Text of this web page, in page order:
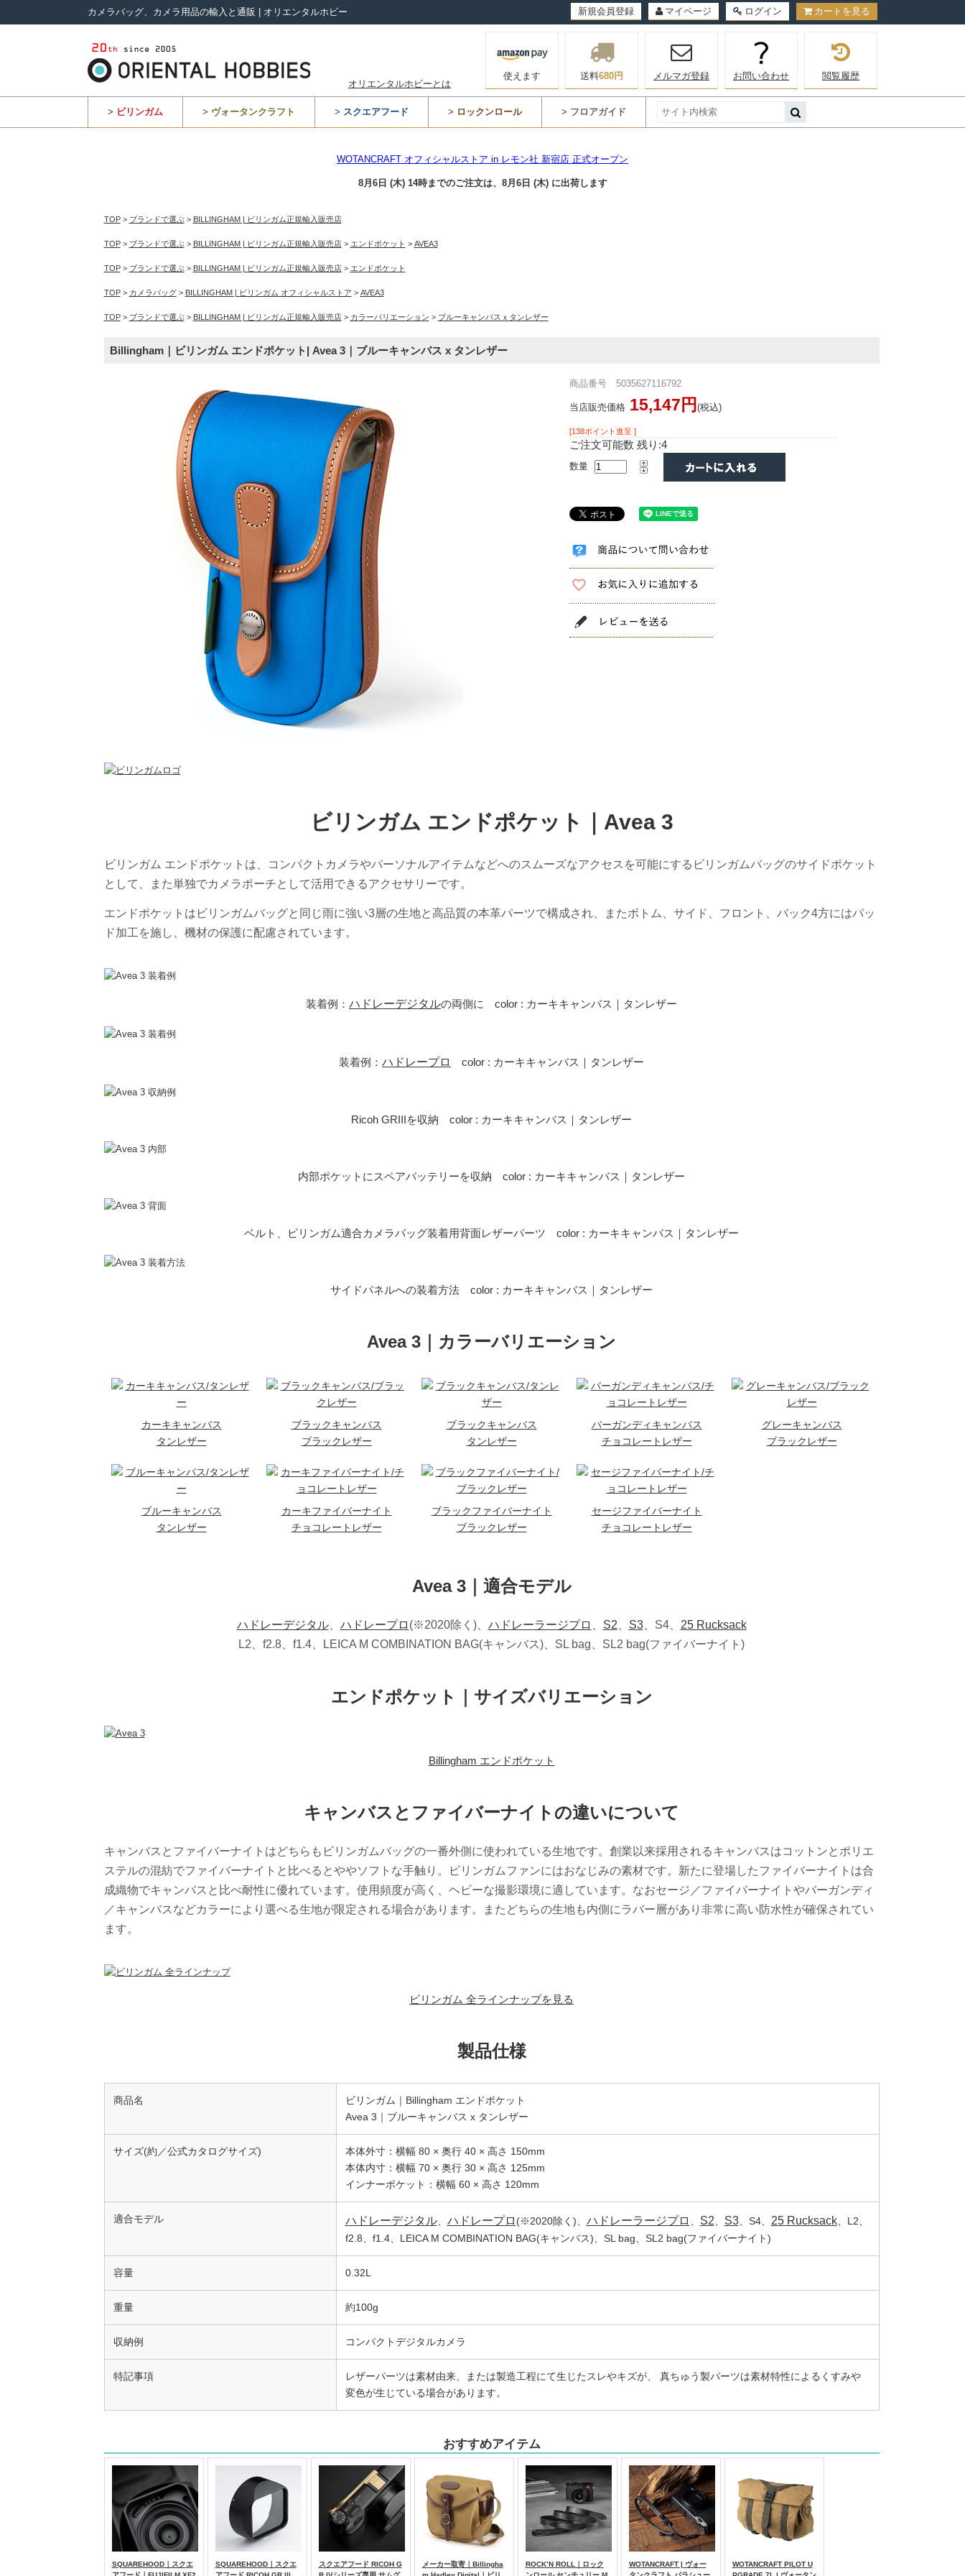
カメラバッグ、カメラ用品の輸入と通販 | オリエンタルホビー 新規会員登録 マイページ ログイン カートを見る
オリエンタルホビーとは
使えます 送料680円 メルマガ登録 お問い合わせ 閲覧履歴
> ビリンガム > ヴォータンクラフト > スクエアフード > ロックンロール > フロアガイド
WOTANCRAFT オフィシャルストア in レモン社 新宿店 正式オープン
8月6日 (木) 14時までのご注文は、 8月6日 (木) に出荷します
TOP> ブランドで選ぶ> BILLINGHAM | ビリンガム正規輸入販売店
TOP> ブランドで選ぶ> BILLINGHAM | ビリンガム正規輸入販売店> エンドポケット > AVEA3
TOP> ブランドで選ぶ> BILLINGHAM | ビリンガム正規輸入販売店> エンドポケット
TOP> カメラバッグ> BILLINGHAM | ビリンガム オフィシャルストア > AVEA3
TOP> ブランドで選ぶ> BILLINGHAM | ビリンガム正規輸入販売店> カラーバリエーション > ブルーキャンバスｘタンレザー
Billingham｜ビリンガム エンドポケット| Avea 3｜ブルーキャンバス x タンレザー
商品番号 5035627116792
当店販売価格 15,147円 (税込)
[138ポイント進呈 ]
ご注文可能数 残り:4
数量
ビリンガム エンドポケット｜Avea 3
ビリンガム エンドポケットは、コンパクトカメラやパーソナルアイテムなどへのスムーズなアクセスを可能にするビリンガムバッグのサイドポケット
として、また単独でカメラポーチとして活用できるアクセサリーです。
エンドポケットはビリンガムバッグと同じ雨に強い3層の生地と高品質の本革パーツで構成され、またボトム、サイド、フロント、バック4方にはパッ
ド加工を施し、機材の保護に配慮されています。
装着例： ハドレーデジタルの両側に color : カーキキャンバス｜タンレザー
装着例： ハドレープロ color : カーキキャンバス｜タンレザー
Ricoh GRIIIを収納 color : カーキキャンバス｜タンレザー
内部ポケットにスペアバッテリーを収納 color : カーキキャンバス｜タンレザー
ベルト、ビリンガム適合カメラバッグ装着用背面レザーパーツ color : カーキキャンバス｜タンレザー
サイドパネルへの装着方法 color : カーキキャンバス｜タンレザー
Avea 3｜カラーバリエーション
カーキキャンバス
タンレザー
ブラックキャンバス
ブラックレザー
ブラックキャンバス
タンレザー
バーガンディキャンバス
チョコレートレザー
グレーキャンバス
ブラックレザー
ブルーキャンバス
タンレザー
カーキファイバーナイト
チョコレートレザー
ブラックファイバーナイト
ブラックレザー
セージファイバーナイト
チョコレートレザー
Avea 3｜適合モデル
ハドレーデジタル、 ハドレープロ (※2020除く)、 ハドレーラージプロ S2 S3、S4、 25 Rucksack
L2、f2.8、f1.4、LEICA M COMBINATION BAG(キャンバス)、SL bag、SL2 bag(ファイバーナイト)
エンドポケット｜サイズバリエーション
Billingham エンドポケット
キャンバスとファイバーナイトの違いについて
キャンバスとファイバーナイトはどちらもビリンガムバッグの一番外側に使われている生地です。創業以来採用されるキャンバスはコットンとポリエ
ステルの混紡でファイバーナイトと比べるとややソフトな手触り。ビリンガムファンにはおなじみの素材です。新たに登場したファイバーナイトは合
成織物でキャンバスと比べ耐性に優れています。使用頻度が高く、ヘビーな撮影環境に適しています。なおセージ／ファイバーナイトやバーガンディ
／キャンバスなどカラーにより選べる生地が限定される場合があります。またどちらの生地も内側にラバー層があり非常に高い防水性が確保されてい
ます。
ビリンガム 全ラインナップを見る
製品仕様
商品名
ビリンガム｜Billingham エンドポケット
Avea 3｜ブルーキャンバス x タンレザー
サイズ(約／公式カタログサイズ)
本体外寸：横幅 80 × 奥行 40 × 高さ 150mm
本体内寸：横幅 70 × 奥行 30 × 高さ 125mm
インナーポケット：横幅 60 × 高さ 120mm
適合モデル ハドレーデジタル、 ハドレープロ (※2020除く)、 ハドレーラージプロ S2 S3、S4、 25 Rucksack、L2、
f2.8、f1.4、LEICA M COMBINATION BAG(キャンバス)、SL bag、SL2 bag(ファイバーナイト)
容量 0.32L
重量 約100g
収納例 コンパクトデジタルカメラ
特記事項
レザーパーツは素材由来、または製造工程にて生じたスレやキズが、 真ちゅう製パーツは素材特性によるくすみや
変色が生じている場合があります。
おすすめアイテム
SQUAREHOOD｜スクエ
SQUAREHOOD｜スクエ
スクエアフード RICOH G
メーカー取寄｜Billingha
ROCK’N ROLL｜ロック
WOTANCRAFT | ヴォー
WOTANCRAFT PILOT U